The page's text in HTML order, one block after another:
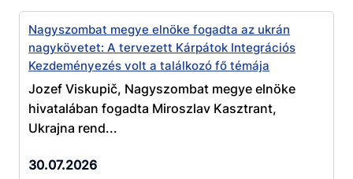
Nagyszombat megye elnöke fogadta az ukrán
nagykövetet: A tervezett Kárpátok Integrációs
Kezdeményezés volt a találkozó fő témája
Jozef Viskupič, Nagyszombat megye elnöke
hivatalában fogadta Miroszlav Kasztrant,
Ukrajna rend...
30.07.2026